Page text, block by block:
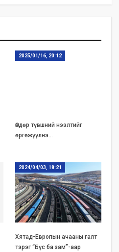
2025/01/16, 20:12
Өндөр түвшний нээлтийг
өргөжүүлнэ…
2024/04/03, 18:21
Хятад-Европын ачааны галт
тэрэг “Бүс ба зам”-аар